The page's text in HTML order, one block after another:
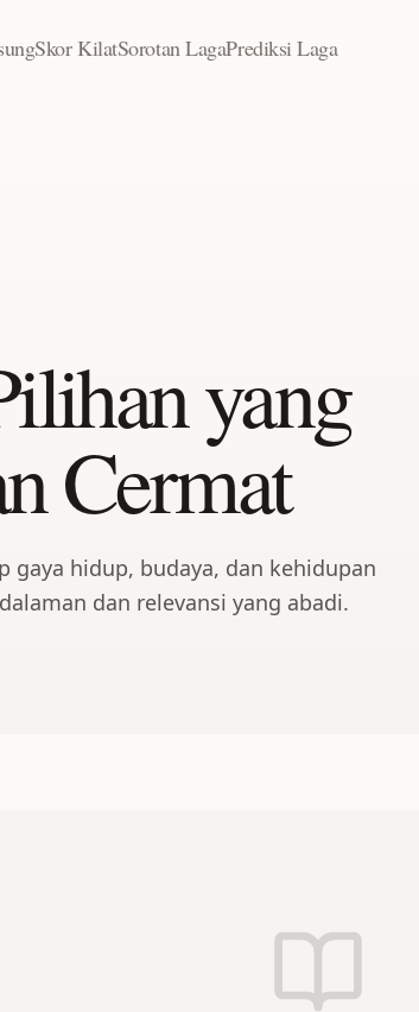
Skor KilatSorotan LagaPrediksi Laga
yang
Cermat
gaya hidup, budaya, dan kehidupan
dan relevansi yang abadi.